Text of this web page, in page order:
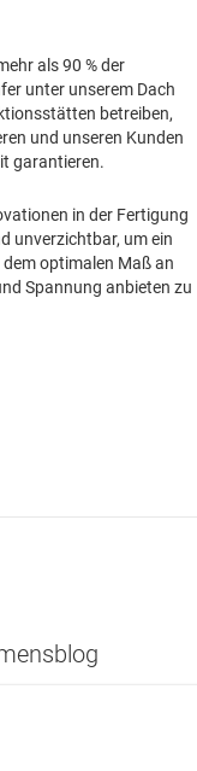
als 90 % der
unter unserem Dach
betreiben,
und unseren Kunden
garantieren.
in der Fertigung
unverzichtbar, um ein
optimalen Maß an
Spannung anbieten zu